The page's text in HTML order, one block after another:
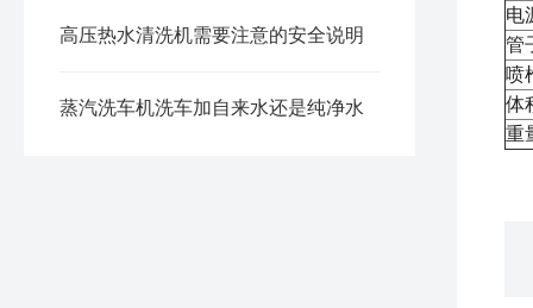
高压热水清洗机需要注意的安全说明
蒸汽洗车机洗车加自来水还是纯净水
管
喷
重